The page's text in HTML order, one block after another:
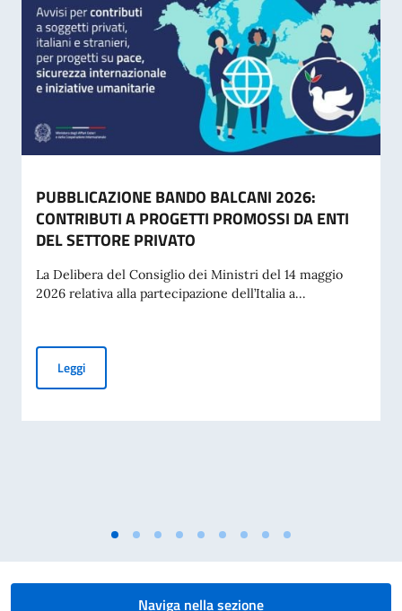
PUBBLICAZIONE BANDO BALCANI 2026:
CONTRIBUTI A PROGETTI PROMOSSI DA ENTI
DEL SETTORE PRIVATO
La Delibera del Consiglio dei Ministri del 14 maggio
2026 relativa alla partecipazione dell’Italia a...
LeggiPUBBLICAZIONE BANDO BALCANI 2026: CONTRIBUTI A
Naviga nella sezione